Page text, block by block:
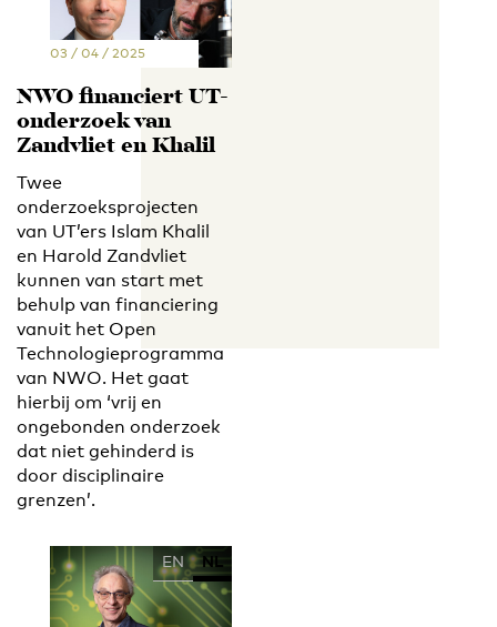
03 / 04 / 2025
NWO financiert UT-
onderzoek van
Zandvliet en Khalil
Twee
onderzoeksprojecten
van UT’ers Islam Khalil
en Harold Zandvliet
kunnen van start met
behulp van financiering
vanuit het Open
Technologieprogramma
van NWO. Het gaat
hierbij om ‘vrij en
ongebonden onderzoek
dat niet gehinderd is
door disciplinaire
grenzen’.
EN NL